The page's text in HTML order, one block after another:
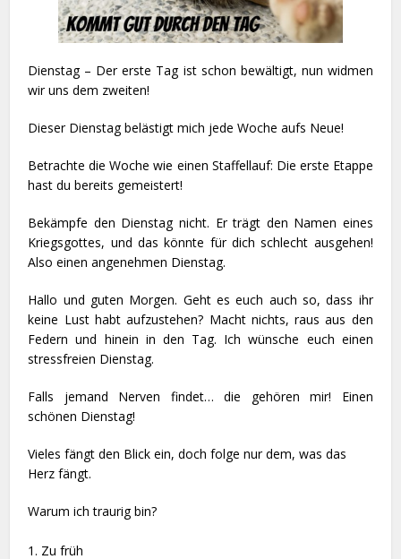
Dienstag – Der erste Tag ist schon bewältigt, nun widmen
wir uns dem zweiten!
Dieser Dienstag belästigt mich jede Woche aufs Neue!
Betrachte die Woche wie einen Staffellauf: Die erste Etappe
hast du bereits gemeistert!
Bekämpfe den Dienstag nicht. Er trägt den Namen eines
Kriegsgottes, und das könnte für dich schlecht ausgehen!
Also einen angenehmen Dienstag.
Hallo und guten Morgen. Geht es euch auch so, dass ihr
keine Lust habt aufzustehen? Macht nichts, raus aus den
Federn und hinein in den Tag. Ich wünsche euch einen
stressfreien Dienstag.
Falls jemand Nerven findet… die gehören mir! Einen
schönen Dienstag!
Vieles fängt den Blick ein, doch folge nur dem, was das
Herz fängt.
Warum ich traurig bin?
1. Zu früh